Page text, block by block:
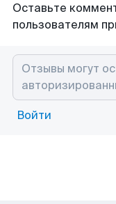
Оставьте
пользователям
Войти